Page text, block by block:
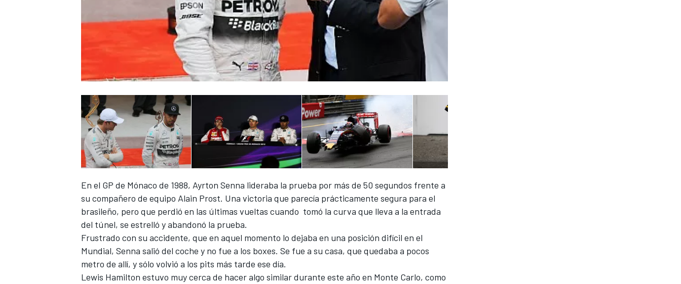
En el GP de Mónaco de 1988, Ayrton Senna lideraba la prueba por más de 50 segundos frente a
su compañero de equipo Alain Prost. Una victoria que parecía prácticamente segura para el
brasileño, pero que perdió en las últimas vueltas cuando tomó la curva que lleva a la entrada
del túnel, se estrelló y abandonó la prueba.
Frustrado con su accidente, que en aquel momento lo dejaba en una posición difícil en el
Mundial, Senna salió del coche y no fue a los boxes. Se fue a su casa, que quedaba a pocos
metro de allí, y sólo volvió a los pits más tarde ese día.
Lewis Hamilton estuvo muy cerca de hacer algo similar durante este año en Monte Carlo, como